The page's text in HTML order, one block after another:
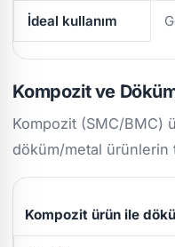
İdeal kullanım
Kompozit ve
Kompozit (SMC/BMC)
döküm/metal ürünlerin
Kompozit ürün ile